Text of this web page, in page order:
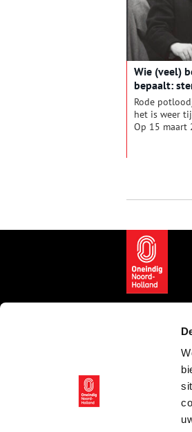
Wie (veel)
bepaalt:
Provinciale
eeuw
Rode
het is weer
Op 15 maart
dat in de